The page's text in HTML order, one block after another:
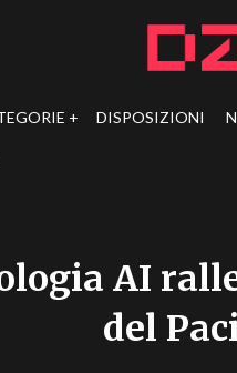
DISPOSIZIONI
AI
del